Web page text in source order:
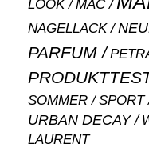
LOOK MAC
NAGELLACK
PARFUM
SOMMER SPORT
URBAN DECAY
LAURENT